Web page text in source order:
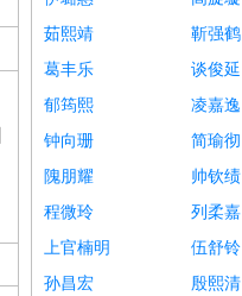
茹熙靖
靳强鹤
葛丰乐
谈俊延
郁筠熙
凌嘉逸
钟向珊
简瑜彻
隗朋耀
帅钦绩
程微玲
列柔嘉
上官楠明
伍舒铃
孙昌宏
殷熙清